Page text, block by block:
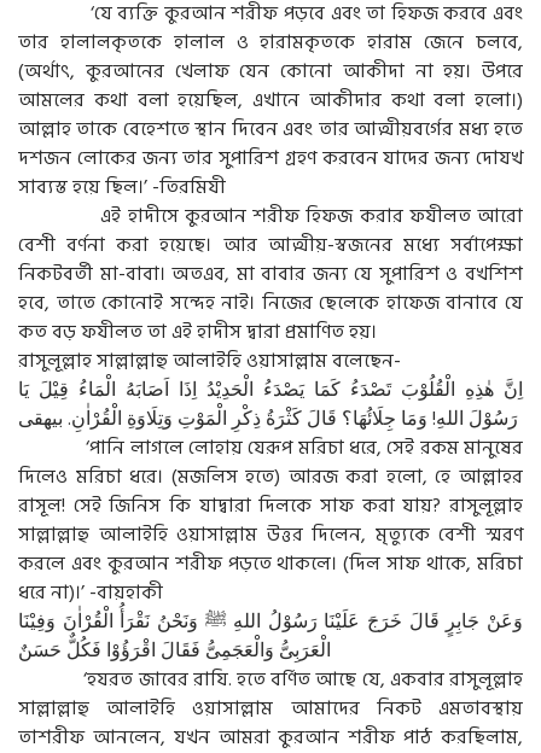
‘যে ব্যক্তি কুরআন শরীফ পড়বে এবং তা হিফজ করবে এবং
তার হালালকৃতকে হালাল ও হারামকৃতকে হারাম জেনে চলবে,
(অর্থাৎ, কুরআনের খেলাফ যেন কোনো আকীদা না হয়। উপরে
আমলের কথা বলা হয়েছিল, এখানে আকীদার কথা বলা হলো।)
আল্লাহ তাকে বেহেশতে স্থান দিবেন এবং তার আত্মীয়বর্গের মধ্য হতে
দশজন লোকের জন্য তার সুপারিশ গ্রহণ করবেন যাদের জন্য দোযখ
সাব্যস্ত হয়ে ছিল।’ -তিরমিযী
এই হাদীসে কুরআন শরীফ হিফজ করার ফযীলত আরো
বেশী বর্ণনা করা হয়েছে। আর আত্মীয়-স্বজনের মধ্যে সর্বাপেক্ষা
নিকটবর্তী মা-বাবা। অতএব, মা বাবার জন্য যে সুপারিশ ও বখশিশ
হবে, তাতে কোনোই সন্দেহ নাই। নিজের ছেলেকে হাফেজ বানাবে যে
কত বড় ফযীলত তা এই হাদীস দ্বারা প্রমাণিত হয়।
রাসুলূল্লাহ সাল্লাল্লাহু আলাইহি ওয়াসাল্লাম বলেছেন-
اِنَّ هٰذِهِ الْقُلُوْبَ تَصْدَءُ كَمَا يَصْدَءُ الْحَدِيْدُ اِذَا اَصَابَهُ الْمَاءُ قِيْلَ يَا
رَسُوْلَ اللهِ! وَمَا جِلَائُهَا؟ قَالَ كَثْرَةُ ذِكْرِ الْمَوْتِ وَتِلَاوَةِ الْقُرْاٰنِ. بيهقى
‘পানি লাগলে লোহায় যেরূপ মরিচা ধরে, সেই রকম মানুষের
দিলেও মরিচা ধরে। (মজলিস হতে) আরজ করা হলো, হে আল্লাহর
রাসূল! সেই জিনিস কি যাদ্বারা দিলকে সাফ করা যায়? রাসুলূল্লাহ
সাল্লাল্লাহু আলাইহি ওয়াসাল্লাম উত্তর দিলেন, মৃত্যুকে বেশী স্মরণ
করলে এবং কুরআন শরীফ পড়তে থাকলে। (দিল সাফ থাকে, মরিচা
ধরে না)।’ -বায়হাকী
وَعَنْ جَابِرٍ قَالَ خَرَجَ عَلَيْنَا رَسُوْلُ اللهِ ﷺ وَنَحْنُ نَقْرَأُ الْقُرْاٰنَ وَفِيْنَا
الْعَرَبِىُّ وَالْعَجَمِىُّ فَقَالَ اقْرَؤُوْا فَكُلٌّ حَسَنٌ
‘হযরত জাবের রাযি. হতে বর্ণিত আছে যে, একবার রাসুলূল্লাহ
সাল্লাল্লাহু আলাইহি ওয়াসাল্লাম আমাদের নিকট এমতাবস্থায়
তাশরীফ আনলেন, যখন আমরা কুরআন শরীফ পাঠ করছিলাম,